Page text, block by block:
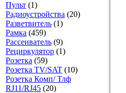
Пульт (1)
Радиоустройства (20)
Разветвитель (1)
Рамка (459)
Рассеиватель (9)
Рециркулятор (1)
Розетка (59)
Розетка TV/SAT (10)
Розетка Комп/ Тлф
RJ11/RJ45 (20)